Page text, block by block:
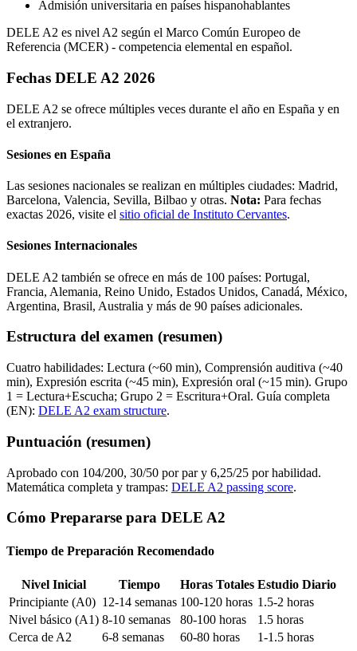
Admisión universitaria en países hispanohablantes
DELE A2 es nivel A2 según el Marco Común Europeo de
Referencia (MCER) - competencia elemental en español.
Fechas DELE A2 2026
DELE A2 se ofrece múltiples veces durante el año en España y en
el extranjero.
Sesiones en España
Las sesiones nacionales se realizan en múltiples ciudades: Madrid,
Barcelona, Valencia, Sevilla, Bilbao y otras. Nota: Para fechas
exactas 2026, visite el sitio oficial de Instituto Cervantes.
Sesiones Internacionales
DELE A2 también se ofrece en más de 100 países: Portugal,
Francia, Alemania, Reino Unido, Estados Unidos, Canadá, México,
Argentina, Brasil, Australia y más de 90 países adicionales.
Estructura del examen (resumen)
Cuatro habilidades: Lectura (~60 min), Comprensión auditiva (~40
min), Expresión escrita (~45 min), Expresión oral (~15 min). Grupo
1 = Lectura+Escucha; Grupo 2 = Escritura+Oral. Guía completa
(EN): DELE A2 exam structure.
Puntuación (resumen)
Aprobado con 104/200, 30/50 por par y 6,25/25 por habilidad.
Matemática completa y trampas: DELE A2 passing score.
Cómo Prepararse para DELE A2
Tiempo de Preparación Recomendado
Nivel Inicial Tiempo Horas Totales Estudio Diario
Principiante (A0) 12-14 semanas 100-120 horas 1.5-2 horas
Nivel básico (A1) 8-10 semanas 80-100 horas
1.5 horas
Cerca de A2
6-8 semanas 60-80 horas 1-1.5 horas